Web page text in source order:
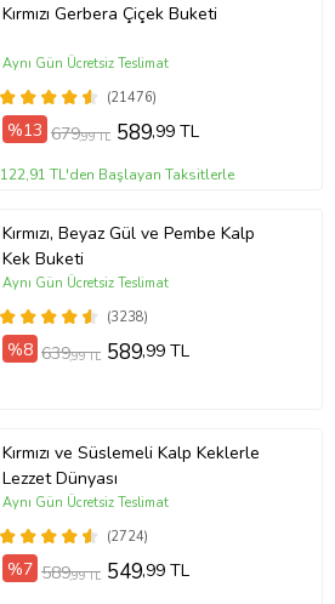
Kırmızı Gerbera Çiçek Buketi
(21476)
Aynı Gün Ücretsiz Teslimat
%13 679,99 TL 589,99 TL
122,91 TL'den Başlayan Taksitlerle
Kırmızı, Beyaz Gül ve Pembe Kalp
Kek Buketi
(3238)
Aynı Gün Ücretsiz Teslimat
%8 639,99 TL 589,99 TL
Kırmızı ve Süslemeli Kalp Keklerle
Lezzet Dünyası
(2724)
Aynı Gün Ücretsiz Teslimat
%7 589,99 TL 549,99 TL